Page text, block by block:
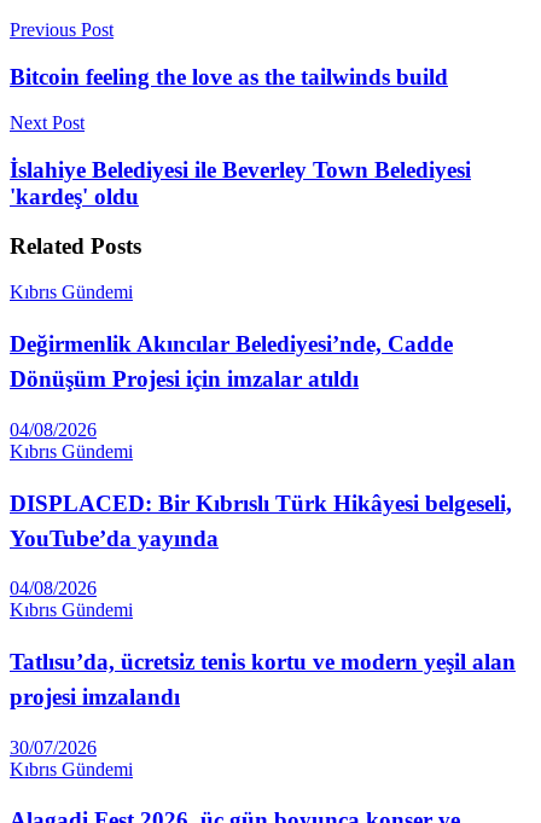
Previous Post
Bitcoin feeling the love as the tailwinds build
Next Post
İslahiye Belediyesi ile Beverley Town Belediyesi
'kardeş' oldu
Related Posts
Kıbrıs Gündemi
Değirmenlik Akıncılar Belediyesi’nde, Cadde
Dönüşüm Projesi için imzalar atıldı
04/08/2026
Kıbrıs Gündemi
DISPLACED: Bir Kıbrıslı Türk Hikâyesi belgeseli,
YouTube’da yayında
04/08/2026
Kıbrıs Gündemi
Tatlısu’da, ücretsiz tenis kortu ve modern yeşil alan
projesi imzalandı
30/07/2026
Kıbrıs Gündemi